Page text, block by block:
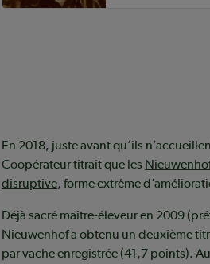
En 2018, juste avant qu’ils
Coopérateur titrait que les
disruptive, forme extrême
Déjà sacré maître-éleveur en 2009
Nieuwenhof a obtenu un deuxième
par vache enregistrée (41,7 points).